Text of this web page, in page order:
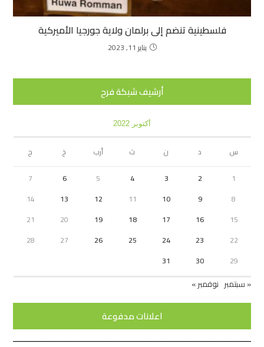
فلسطينية تنضم إلى برلمان ولاية جورجيا الأميركية
يناير 11, 2023
أرشيف شبكة فرح
أكتوبر 2022
س د ن ث أرب خ
ج
1
2
3
4
5
6
7
8
9
10
11
12
13
14
15
16
17
18
19
20
21
22
23
24
25
26
27
28
29
30
31
« سبتمبر نوفمبر »
اعلانات مدفوعة